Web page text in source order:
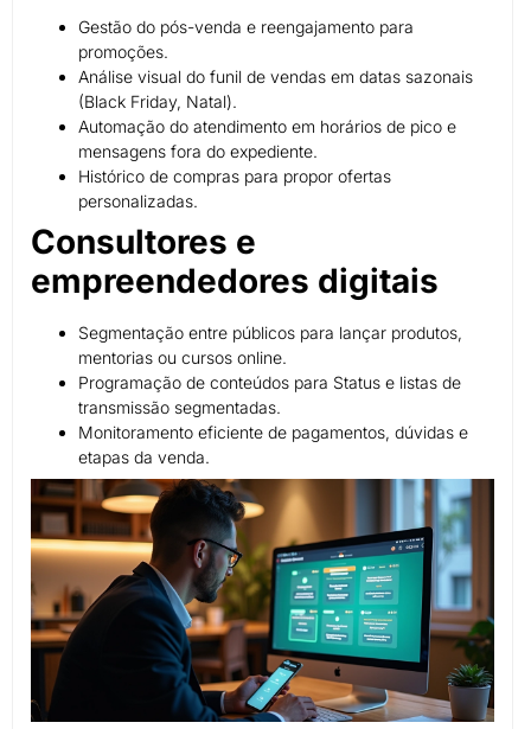
Gestão do pós-venda e reengajamento para
promoções.
Análise visual do funil de vendas em datas sazonais
(Black Friday, Natal).
Automação do atendimento em horários de pico e
mensagens fora do expediente.
Histórico de compras para propor ofertas
personalizadas.
Consultores e
empreendedores digitais
Segmentação entre públicos para lançar produtos,
mentorias ou cursos online.
Programação de conteúdos para Status e listas de
transmissão segmentadas.
Monitoramento eficiente de pagamentos, dúvidas e
etapas da venda.